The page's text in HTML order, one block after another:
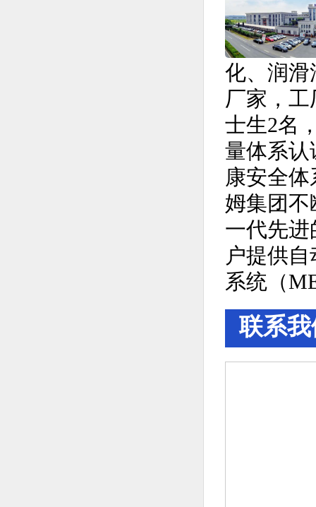
化、润滑
厂家，工
士生2名
量体系认
康安全
姆集团不
一代先进
户提供
系统（
联系